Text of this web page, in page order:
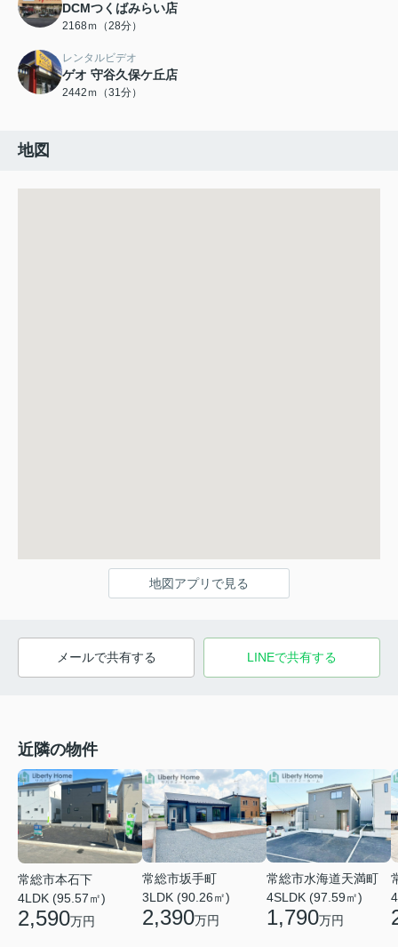
DCMつくばみらい店
2168ｍ（28分）
レンタルビデオ
ゲオ 守谷久保ケ丘店
2442ｍ（31分）
地図
地図アプリで見る
メールで共有する LINEで共有する
近隣の物件
常総市本石下
4LDK (95.57㎡)
2,590万円
常総市坂手町
3LDK (90.26㎡)
2,390万円
常総市水海道天満町
4SLDK (97.59㎡)
1,790万円